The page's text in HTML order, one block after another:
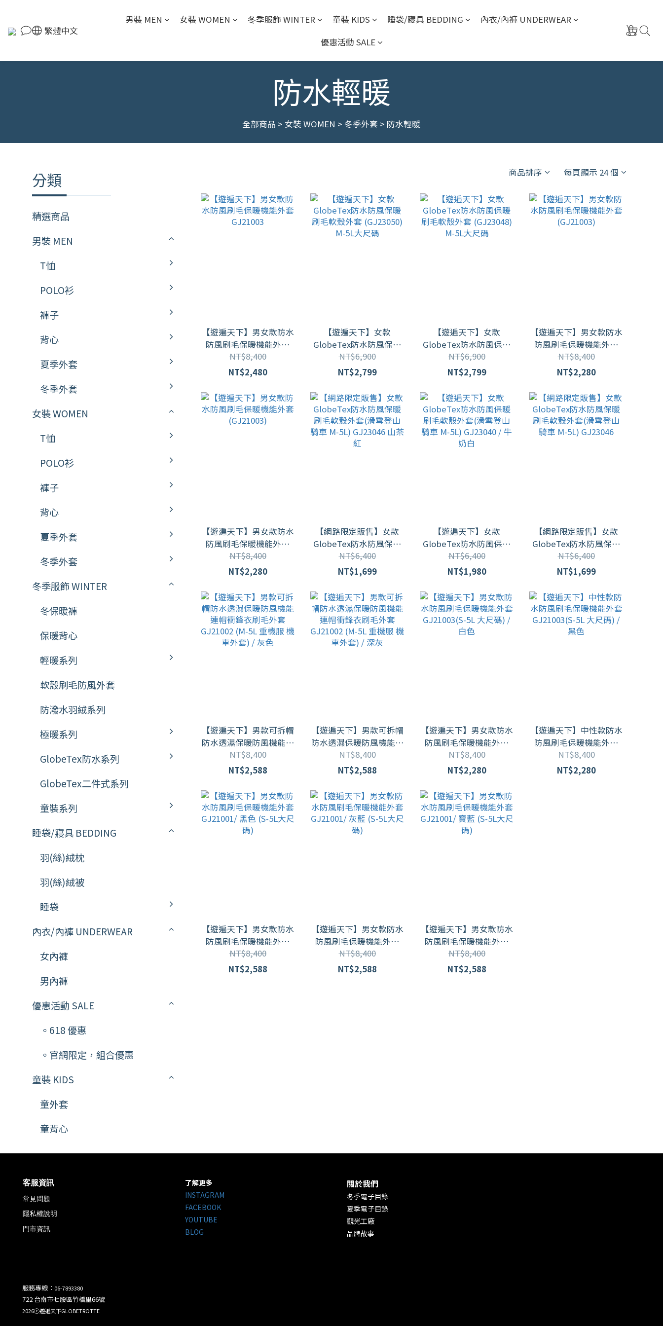
繁體中文
男裝 MEN 女裝 WOMEN 冬季服飾 WINTER 童裝 KIDS 睡袋/寢具 BEDDING
內衣/內褲 UNDERWEAR
優惠活動 SALE
防水輕暖
全部商品 > 女裝 WOMEN > 冬季外套 > 防水輕暖
分類
精選商品
男裝 MEN
T恤
POLO衫
褲子
背心
夏季外套
冬季外套
女裝 WOMEN
T恤
POLO衫
褲子
背心
夏季外套
冬季外套
冬季服飾 WINTER
冬保暖褲
保暖背心
輕暖系列
軟殼刷毛防風外套
防潑水羽絨系列
極暖系列
GlobeTex防水系列
GlobeTex二件式系列
童裝系列
睡袋/寢具 BEDDING
羽(絲)絨枕
羽(絲)絨被
睡袋
內衣/內褲 UNDERWEAR
女內褲
男內褲
優惠活動 SALE
。618 優惠
。官網限定，組合優惠
童裝 KIDS
童外套
童背心
商品排序 每頁顯示 24 個
【遊遍天下】男女款防水
防風刷毛保暖機能外套
GJ21003
NT$8,400
NT$2,480
【遊遍天下】女款
GlobeTex防水防風保暖
刷毛軟殼外套 (GJ23050)
M-5L大尺碼
NT$6,900
NT$2,799
【遊遍天下】女款
GlobeTex防水防風保暖
刷毛軟殼外套 (GJ23048)
M-5L大尺碼
NT$6,900
NT$2,799
【遊遍天下】男女款防水
防風刷毛保暖機能外套
(GJ21003)
NT$8,400
NT$2,280
【遊遍天下】男女款防水
防風刷毛保暖機能外套
(GJ21003)
NT$8,400
NT$2,280
【網路限定販售】女款
GlobeTex防水防風保暖
刷毛軟殼外套(滑雪登山
騎車 M-5L) GJ23046 山茶
紅
NT$6,400
NT$1,699
【遊遍天下】女款
GlobeTex防水防風保暖
刷毛軟殼外套(滑雪登山
騎車 M-5L) GJ23040 / 牛
奶白
NT$6,400
NT$1,980
【網路限定販售】女款
GlobeTex防水防風保暖
刷毛軟殼外套(滑雪登山
騎車 M-5L) GJ23046
NT$6,400
NT$1,699
【遊遍天下】男款可拆帽
防水透濕保暖防風機能連
帽衝鋒衣刷毛外套
GJ21002 (M-5L 重機服 機
車外套) / 灰色
NT$8,400
NT$2,588
【遊遍天下】男款可拆帽
防水透濕保暖防風機能連
帽衝鋒衣刷毛外套
GJ21002 (M-5L 重機服 機
車外套) / 深灰
NT$8,400
NT$2,588
【遊遍天下】男女款防水
防風刷毛保暖機能外套
GJ21003(S-5L 大尺碼) /
白色
NT$8,400
NT$2,280
【遊遍天下】中性款防水
防風刷毛保暖機能外套
GJ21003(S-5L 大尺碼) /
黑色
NT$8,400
NT$2,280
【遊遍天下】男女款防水
防風刷毛保暖機能外套
GJ21001/ 黑色 (S-5L大尺
碼)
NT$8,400
NT$2,588
【遊遍天下】男女款防水
防風刷毛保暖機能外套
GJ21001/ 灰藍 (S-5L大尺
碼)
NT$8,400
NT$2,588
【遊遍天下】男女款防水
防風刷毛保暖機能外套
GJ21001/ 寶藍 (S-5L大尺
碼)
NT$8,400
NT$2,588
客服資訊
常見問題
隱私權說明
門市資訊
了解更多
INSTAGRAM
FACEBOOK
YOUTUBE
BLOG
關於我們
冬季電子目錄
夏季電子目錄
觀光工廠
品牌故事
服務專線： 06-7893380
722 台南市七股區竹橋里66號
2026ⓒ遊遍天下GLOBETROTTE